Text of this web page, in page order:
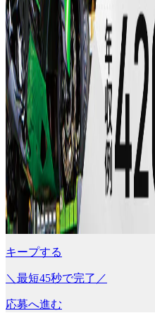
キープする
＼最短45秒で完了／
応募へ進む